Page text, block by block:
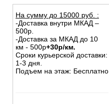
На сумму до 15000 руб. :
-Доставка внутри МКАД –
500р.
-Доставка за МКАД до 10
км - 500р+30р/км.
Сроки курьерской доставки:
1-3 дня.
Подъем на этаж: Бесплатно